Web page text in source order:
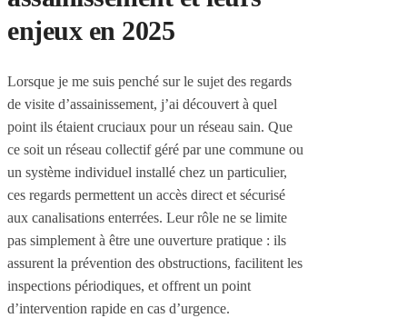
enjeux en 2025
Lorsque je me suis penché sur le sujet des regards
de visite d’assainissement, j’ai découvert à quel
point ils étaient cruciaux pour un réseau sain. Que
ce soit un réseau collectif géré par une commune ou
un système individuel installé chez un particulier,
ces regards permettent un accès direct et sécurisé
aux canalisations enterrées. Leur rôle ne se limite
pas simplement à être une ouverture pratique : ils
assurent la prévention des obstructions, facilitent les
inspections périodiques, et offrent un point
d’intervention rapide en cas d’urgence.